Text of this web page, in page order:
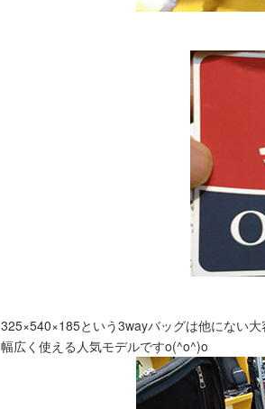
325×540×185という3wayバッグは他にない
幅広く使える人気モデルですo(^o^)o